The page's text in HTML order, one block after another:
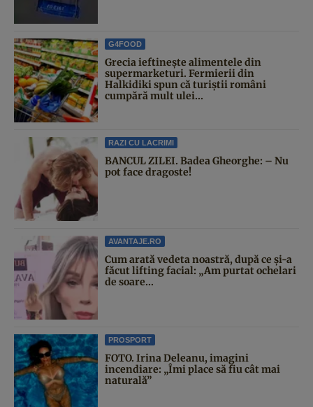
G4FOOD
Grecia ieftinește alimentele din
supermarketuri. Fermierii din
Halkidiki spun că turiștii români
cumpără mult ulei...
RAZI CU LACRIMI
BANCUL ZILEI. Badea Gheorghe: – Nu
pot face dragoste!
AVANTAJE.RO
Cum arată vedeta noastră, după ce și-a
făcut lifting facial: „Am purtat ochelari
de soare...
PROSPORT
FOTO. Irina Deleanu, imagini
incendiare: „Îmi place să fiu cât mai
naturală”